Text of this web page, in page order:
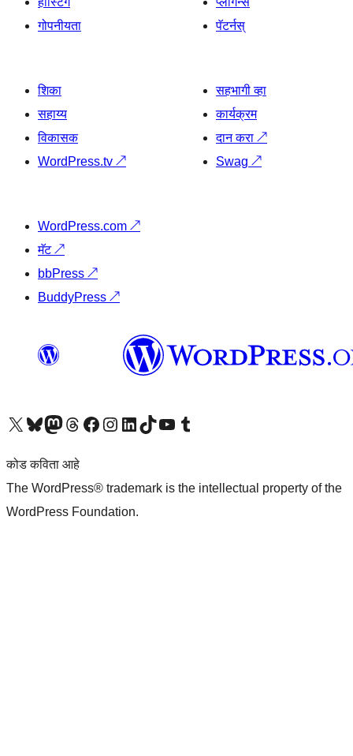
गोपनीयता
पॅटर्नस्
शिका
सहाय्य
विकासक
WordPress.tv ↗
सहभागी व्हा
कार्यक्रम
दान करा ↗
Swag ↗
WordPress.com ↗
मॅट↗
bbPress ↗
BuddyPress ↗
आमच्या X (एक्स) (पूर्वीचे ट्विटर) खात्याला भेट द्या आमच्या ब्लूस्की खात्याला भेट द्या.आमच्या Mastodon खात्याला भेट द्या.आमच्या थ्रेड्स खात्याला भेट द्या. आमच्या फेसबुक पेजला भेट द्या आमच्या इंस्टाग्राम खात्याला भेट द्या आमच्या लिंक्डइन खात्याला भेट द्या आमच्या टिकटॉक अकाउंटला भेट द्या.आमच्या यूट्यूब चॅनेलला भेट द्या आमच्या टंबलर खात्याला भेट द्या.
कोड कविता आहे
The WordPress® trademark is the intellectual property of the
WordPress Foundation.